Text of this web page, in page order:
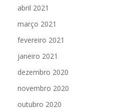
abril 2021
março 2021
fevereiro 2021
janeiro 2021
dezembro 2020
novembro 2020
outubro 2020